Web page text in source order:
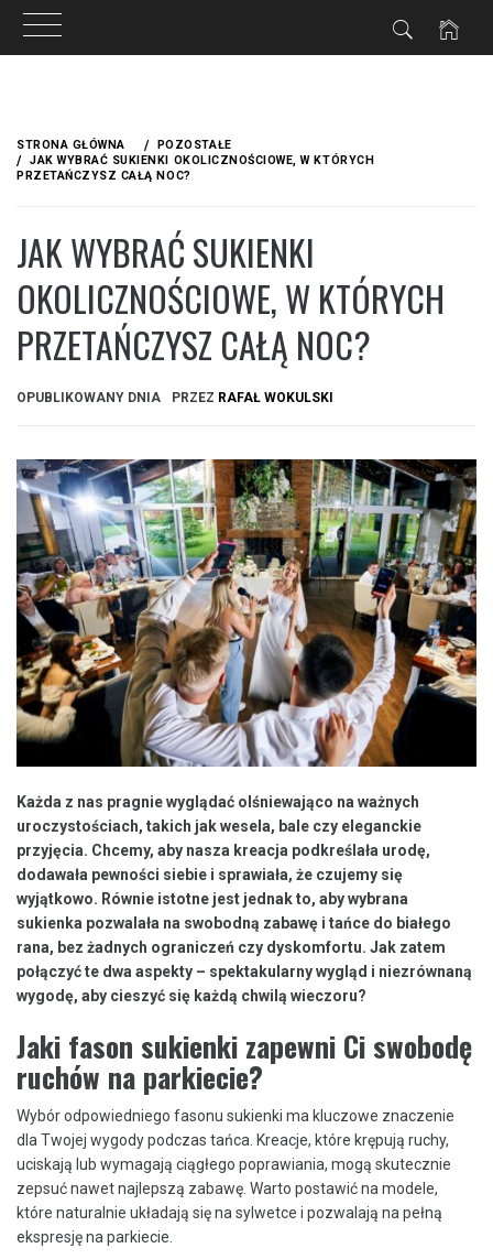
treściSTRONA GŁÓWNA
POZOSTAŁE
JAK WYBRAĆ SUKIENKI OKOLICZNOŚCIOWE, W KTÓRYCH
PRZETAŃCZYSZ CAŁĄ NOC?
JAK WYBRAĆ SUKIENKI
OKOLICZNOŚCIOWE, W KTÓRYCH
PRZETAŃCZYSZ CAŁĄ NOC?
OPUBLIKOWANY DNIA PRZEZ RAFAŁ WOKULSKI
Każda z nas pragnie wyglądać olśniewająco na ważnych
uroczystościach, takich jak wesela, bale czy eleganckie
przyjęcia. Chcemy, aby nasza kreacja podkreślała urodę,
dodawała pewności siebie i sprawiała, że czujemy się
wyjątkowo. Równie istotne jest jednak to, aby wybrana
sukienka pozwalała na swobodną zabawę i tańce do białego
rana, bez żadnych ograniczeń czy dyskomfortu. Jak zatem
połączyć te dwa aspekty – spektakularny wygląd i niezrównaną
wygodę, aby cieszyć się każdą chwilą wieczoru?
Jaki fason sukienki zapewni Ci swobodę
ruchów na parkiecie?
Wybór odpowiedniego fasonu sukienki ma kluczowe znaczenie
dla Twojej wygody podczas tańca. Kreacje, które krępują ruchy,
uciskają lub wymagają ciągłego poprawiania, mogą skutecznie
zepsuć nawet najlepszą zabawę. Warto postawić na modele,
które naturalnie układają się na sylwetce i pozwalają na pełną
ekspresję na parkiecie.